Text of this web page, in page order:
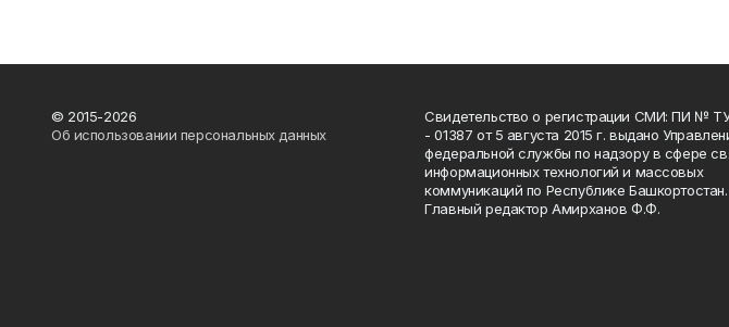
© 2015-2026
Об использовании персональных данных
Свидетельство о регистрации СМИ: ПИ №
- 01387 от 5 августа 2015 г. выдано
федеральной службы по надзору в сфере
информационных технологий и массовых
коммуникаций по Республике Башкортостан.
Главный редактор Амирханов Ф.Ф.